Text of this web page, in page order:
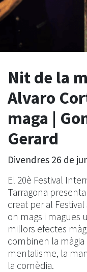
Nit de la
Alvaro
maga |
Gerard
Divendres 26 de
El 20è Festival
Tarragona
creat per al
on mags i magues
millors efectes
combinen la màgia
mentalisme, la
la comèdia.